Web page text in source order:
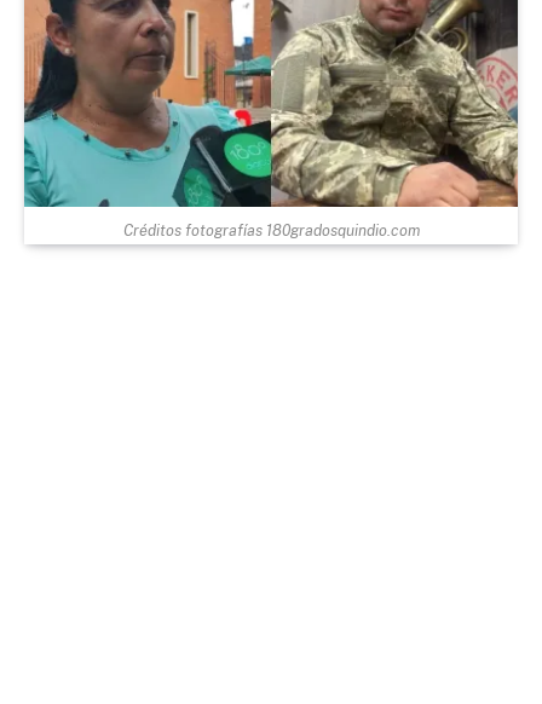
Créditos fotografías 180gradosquindio.com